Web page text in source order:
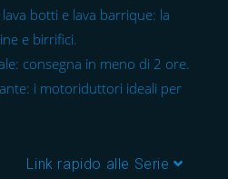
botti e lava barrique: la
e birrifici.
consegna in meno di 2 ore.
i motoriduttori ideali per
Link rapido alle Serie